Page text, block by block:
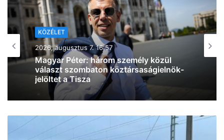
KÖZÉLET
2026, augusztus 7. 15:00
Szíjjártó Péter BYD-ügyét már a
Budapesti Rendőr-főkapitányság
vizsgálja